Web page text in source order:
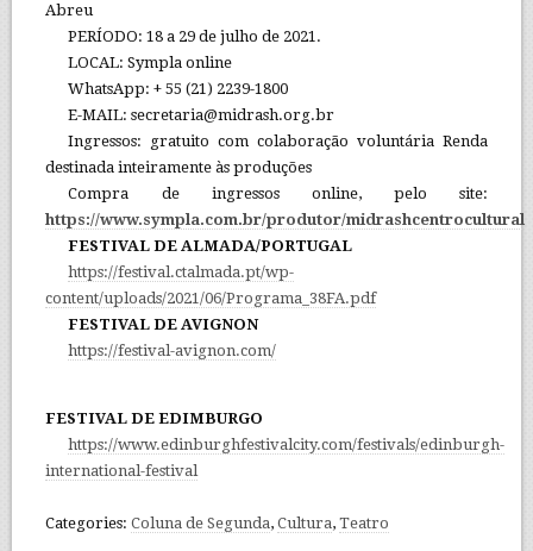
Abreu
PERÍODO: 18 a 29 de julho de 2021.
LOCAL: Sympla online
WhatsApp: + 55 (21) 2239-1800
E-MAIL: secretaria@midrash.org.br
Ingressos: gratuito com colaboração voluntária Renda
destinada inteiramente às produções
Compra de ingressos online, pelo site:
https://www.sympla.com.br/produtor/midrashcentrocultural
FESTIVAL DE ALMADA/PORTUGAL
https://festival.ctalmada.pt/wp-
content/uploads/2021/06/Programa_38FA.pdf
FESTIVAL DE AVIGNON
https://festival-avignon.com/
FESTIVAL DE EDIMBURGO
https://www.edinburghfestivalcity.com/festivals/edinburgh-
international-festival
Categories: Coluna de Segunda, Cultura, Teatro